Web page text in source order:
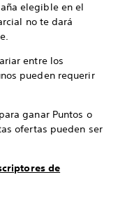
elegible en el
no te dará
entre los
pueden requerir
ganar Puntos o
ofertas pueden ser
de